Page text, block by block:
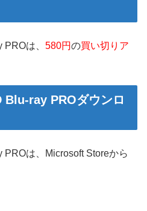
は、 580円の買い切りア
ray PROダウンロ
は、Microsoft Storeから